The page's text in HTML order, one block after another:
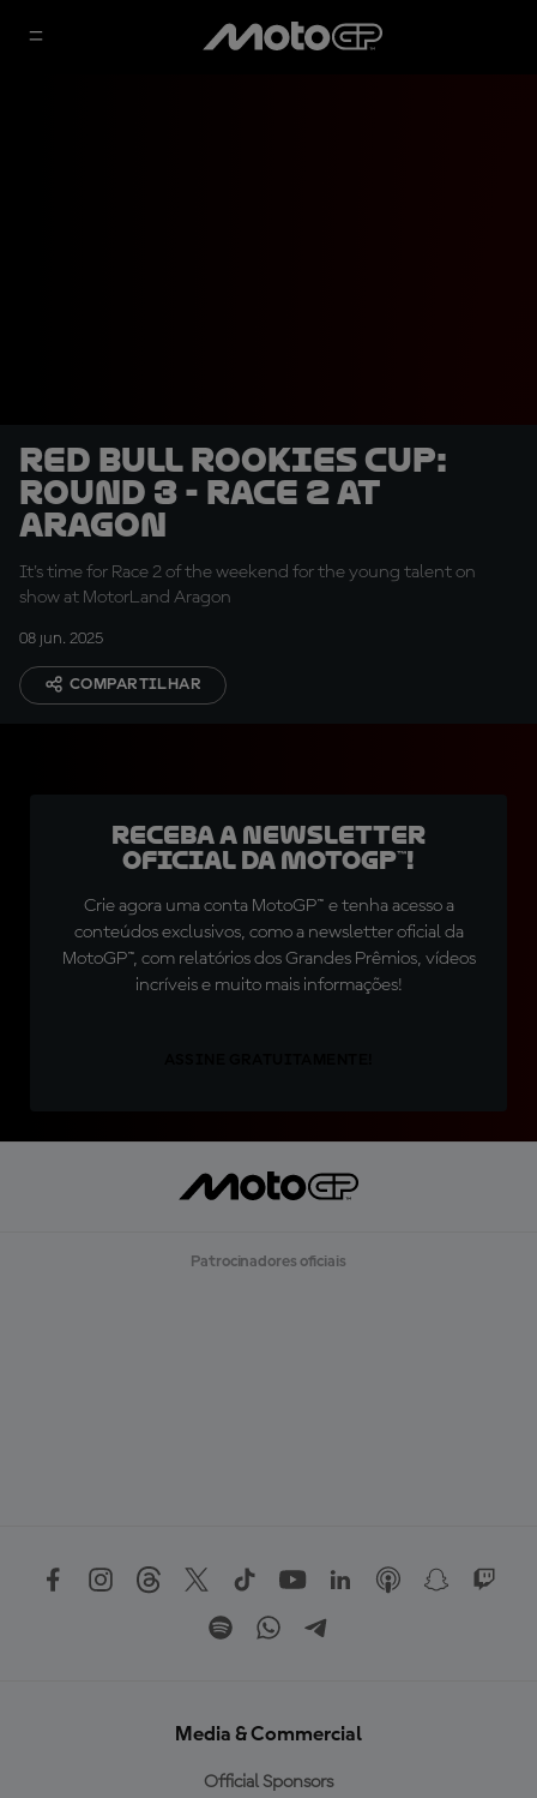
Red Bull Rookies Cup:
Round 3 - Race 2 at
Aragon
It's time for Race 2 of the weekend for the young talent on
show at MotorLand Aragon
08 jun. 2025
COMPARTILHAR
Receba a newsletter
oficial da MotoGP™!
Crie agora uma conta MotoGP™ e tenha acesso a
conteúdos exclusivos, como a newsletter oficial da
MotoGP™, com relatórios dos Grandes Prêmios, vídeos
incríveis e muito mais informações!
Patrocinadores oficiais
Media & Commercial
Official Sponsors